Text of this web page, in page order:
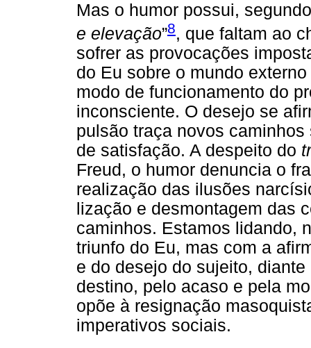
Mas o humor possui,
e elevação”8, que faltam ao
sofrer as provocações
do Eu sobre o mundo
modo de funcionamento do
inconsciente. O desejo se
pulsão traça novos
de satisfação. A despeito do
Freud, o humor denuncia o
realização das ilusões
lização e desmontagem das
caminhos. Estamos lidando,
triunfo do Eu, mas com a
e do desejo do sujeito,
destino, pelo acaso e pela
opõe à resignação
imperativos sociais.